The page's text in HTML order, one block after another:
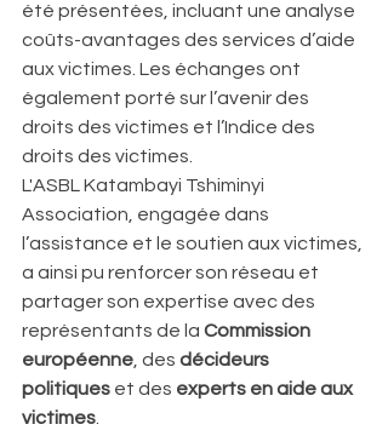
été présentées, incluant une analyse
coûts-avantages des services d’aide
aux victimes. Les échanges ont
également porté sur l’avenir des
droits des victimes et l’Indice des
droits des victimes.
L'ASBL Katambayi Tshiminyi
Association, engagée dans
l’assistance et le soutien aux victimes,
a ainsi pu renforcer son réseau et
partager son expertise avec des
représentants de la Commission
européenne , des décideurs
politiques et des experts en aide aux
victimes